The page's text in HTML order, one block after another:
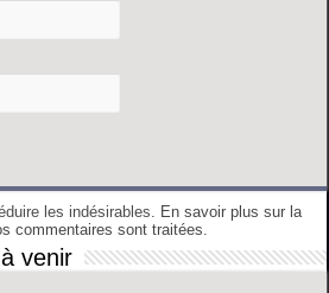
les indésirables.
En savoir plus sur la
commentaires sont traitées
venir